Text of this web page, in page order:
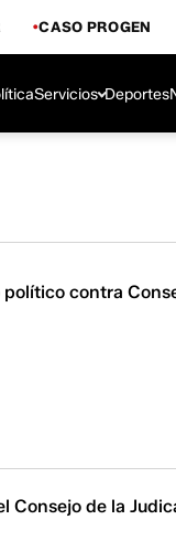
CASO PROGEN
Servicios Deportes
contra
Consejo de la